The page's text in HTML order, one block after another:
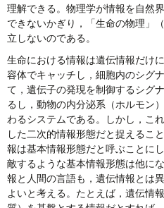
理解できる。物理学が情報を自然
できないかぎり，「生命の物理」
立しないのである。
生命における情報は遺伝情報だけ
容体でキャッチし，細胞内のシグ
て，遺伝子の発現を制御するシグ
るし，動物の内分泌系（ホルモン
わるシステムである。しかし，こ
した二次的情報形態だと捉えるこ
報は基本情報形態だと呼ぶことに
敵するような基本情報形態は他に
報と人間の言語も，遺伝情報とは
よいと考える。たとえば，遺伝情